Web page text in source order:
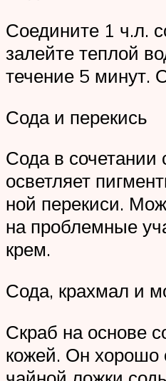
Соедините 1 ч.л.
залейте теплой
течение 5 минут.
Сода и перекись
Сода в сочетании
осветляет
ной перекиси.
на проблемные
крем.
Сода, крахмал и
Скраб на основе
кожей. Он хорошо